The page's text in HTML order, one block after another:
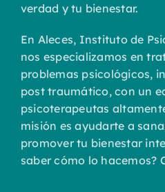
verdad y tu bienestar.
En Aleces, Instituto de
nos especializamos en
problemas psicológicos,
post traumático, con un
psicoterapeutas
misión es ayudarte a
promover tu bienestar
saber cómo lo hacemos?